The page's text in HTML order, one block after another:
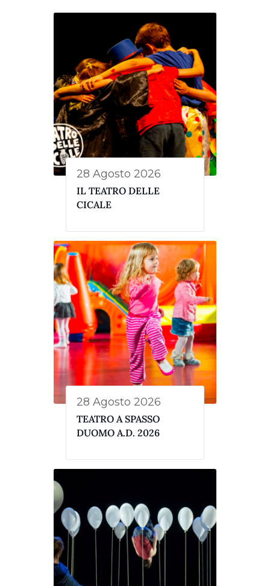
28 Agosto 2026
IL TEATRO DELLE
CICALE
28 Agosto 2026
TEATRO A SPASSO
DUOMO A.D. 2026